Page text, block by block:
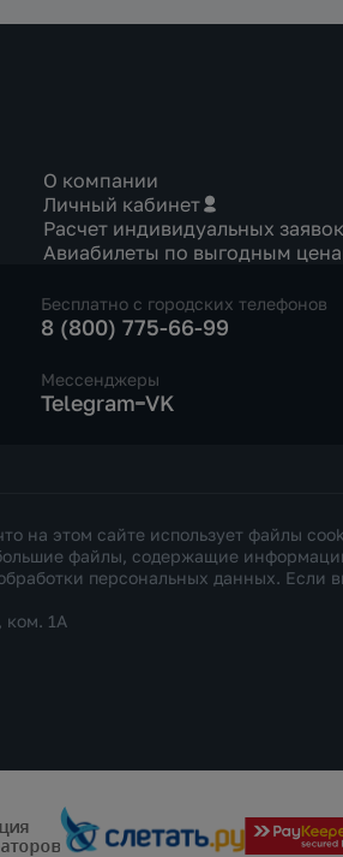
О компании
Личный кабинет
Расчет индивидуальных заявок
Авиабилеты по выгодным
Бесплатно с городских телефонов
8 (800) 775-66-99
Мессенджеры
Telegram VK
этом сайте использует файлы
файлы, содержащие
персональных данных. Если
ком. 1А